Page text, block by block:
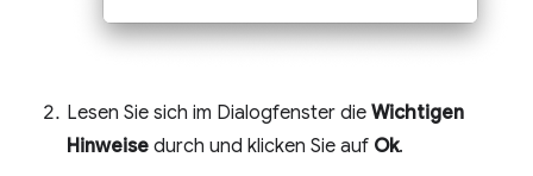
Lesen Sie sich im Dialogfenster die Wichtigen
Hinweise durch und klicken Sie auf Ok.